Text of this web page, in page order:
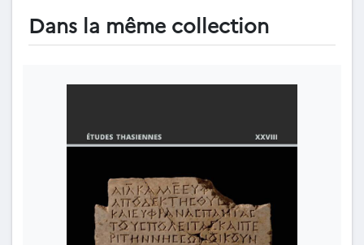
Dans la même collection